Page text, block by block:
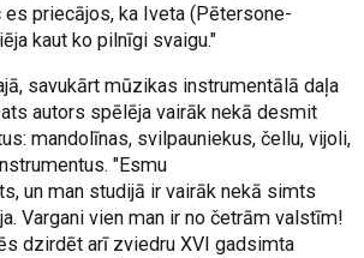
es priecājos, ka Iveta (Pētersone-
kaut ko pilnīgi svaigu."
savukārt mūzikas instrumentālā daļa
autors spēlēja vairāk nekā desmit
mandolīnas, svilpauniekus, čellu, vijoli,
"Esmu
un man studijā ir vairāk nekā simts
Vargani vien man ir no četrām valstīm!
dzirdēt arī zviedru XVI gadsimta